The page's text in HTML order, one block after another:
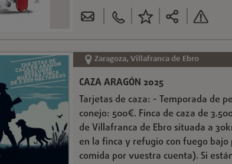
Zaragoza, Villafranca de Ebro
CAZA ARAGÓN 2025
Tarjetas de caza: - Temporada de
conejo: 500€. Finca de caza de
de Villafranca de Ebro situada a
en la finca y refugio con fuego
comida por vuestra cuenta). Si